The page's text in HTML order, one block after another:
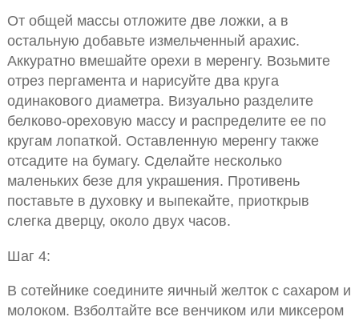
От общей массы отложите две ложки, а в
остальную добавьте измельченный арахис.
Аккуратно вмешайте орехи в меренгу. Возьмите
отрез пергамента и нарисуйте два круга
одинакового диаметра. Визуально разделите
белково-ореховую массу и распределите ее по
кругам лопаткой. Оставленную меренгу также
отсадите на бумагу. Сделайте несколько
маленьких безе для украшения. Противень
поставьте в духовку и выпекайте, приоткрыв
слегка дверцу, около двух часов.
Шаг 4:
В сотейнике соедините яичный желток с сахаром и
молоком. Взболтайте все венчиком или миксером